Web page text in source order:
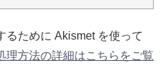
るために Akismet を使って
理方法の詳細はこちらをご覧